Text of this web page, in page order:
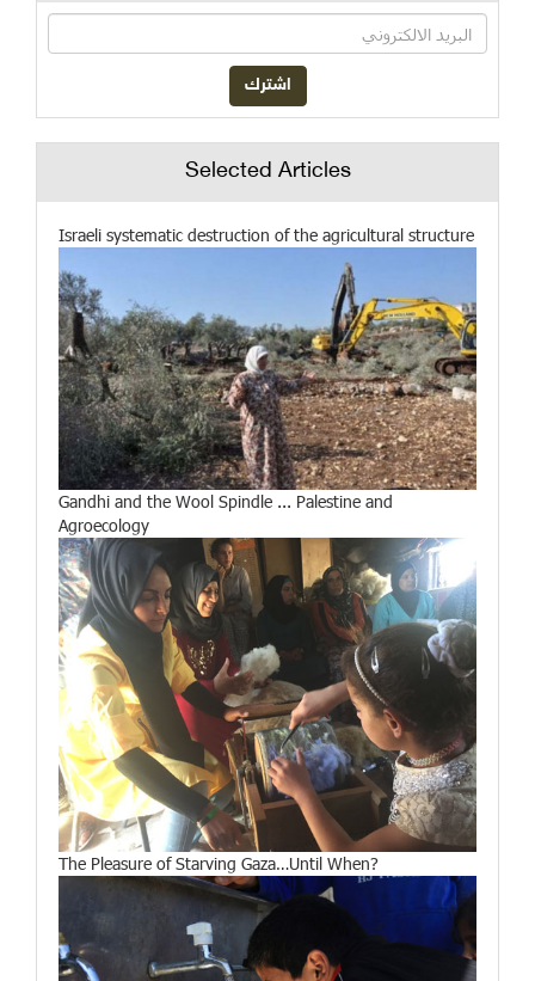
Selected Articles
Israeli systematic destruction of the agricultural structure
Gandhi and the Wool Spindle ... Palestine and
Agroecology
The Pleasure of Starving Gaza…Until When?